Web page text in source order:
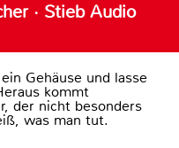
· Stieb Audio
Gehäuse und lasse
kommt
der nicht besonders
was man tut.